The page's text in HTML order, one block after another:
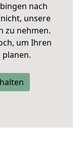
nach
unsere
zu nehmen.
um Ihren
planen.